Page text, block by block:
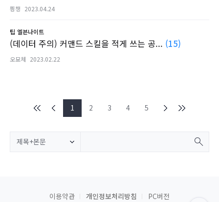
픵챙 2023.04.24
팁 엘븐나이트
(데이터 주의) 커맨드 스킬을 적게 쓰는 공... (15)
오묘체 2023.02.22
1 2 3 4 5
제목+본문
이용약관 개인정보처리방침 PC버전